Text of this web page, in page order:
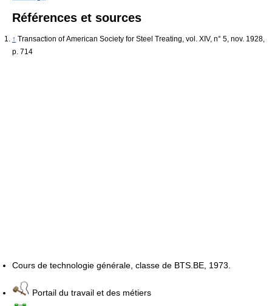
Références et sources
↑ Transaction of American Society for Steel Treating, vol. XIV, n° 5, nov. 1928,
p. 714
Cours de technologie générale, classe de BTS.BE, 1973.
Portail du travail et des métiers